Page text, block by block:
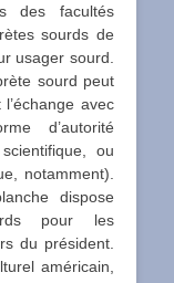
des facultés
sourds de
usager sourd.
sourd peut
avec
d’autorité
ou
notamment).
dispose
pour les
du président.
américain,